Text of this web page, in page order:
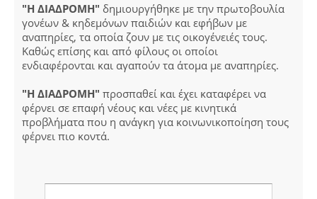
"Η ΔΙΑΔΡΟΜΗ" δημιουργήθηκε με την πρωτοβουλία
γονέων & κηδεμόνων παιδιών και εφήβων με
αναπηρίες, τα οποία ζουν με τις οικογένειές τους.
Καθώς επίσης και από φίλους οι οποίοι
ενδιαφέρονται και αγαπούν τα άτομα με αναπηρίες.
"Η ΔΙΑΔΡΟΜΗ" προσπαθεί και έχει καταφέρει να
φέρνει σε επαφή νέους και νέες με κινητικά
προβλήματα που η ανάγκη για κοινωνικοποίηση τους
φέρνει πιο κοντά.